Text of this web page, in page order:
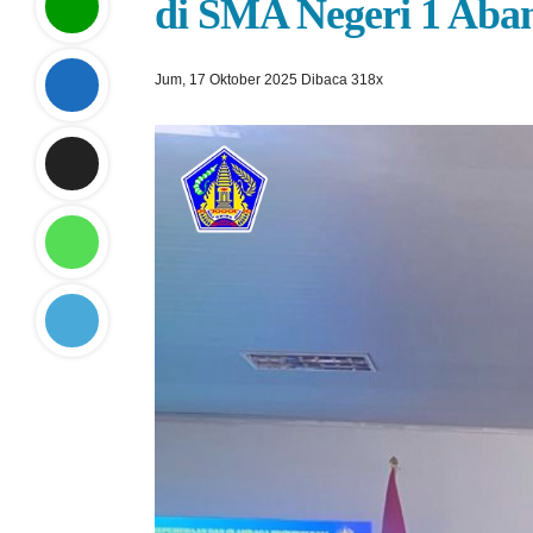
di SMA Negeri 1
Jum, 17 Oktober 2025 Dibaca 318x